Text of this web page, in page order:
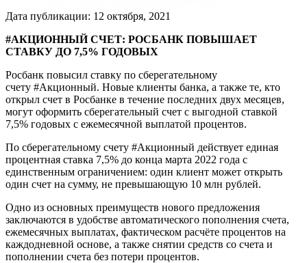
Дата публикации: 12 октября, 2021
#АКЦИОННЫЙ СЧЕТ: РОСБАНК ПОВЫШАЕТ
СТАВКУ ДО 7,5% ГОДОВЫХ
Росбанк повысил ставку по сберегательному
счету #Акционный. Новые клиенты банка, а также те, кто
открыл счет в Росбанке в течение последних двух месяцев,
могут оформить сберегательный счет с выгодной ставкой
7,5% годовых с ежемесячной выплатой процентов.
По сберегательному счету #Акционный действует единая
процентная ставка 7,5% до конца марта 2022 года с
единственным ограничением: один клиент может открыть
один счет на сумму, не превышающую 10 млн рублей.
Одно из основных преимуществ нового предложения
заключаются в удобстве автоматического пополнения счета,
ежемесячных выплатах, фактическом расчёте процентов на
каждодневной основе, а также снятии средств со счета и
пополнении счета без потери процентов.